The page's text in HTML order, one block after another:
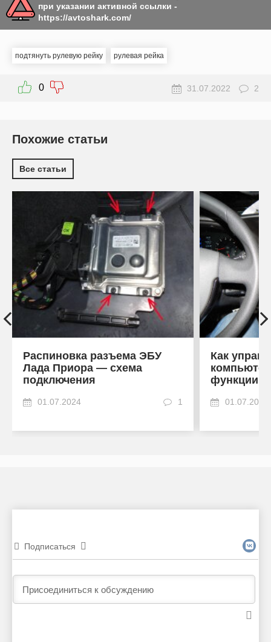
при указании активной ссылки -
https://avtoshark.com/
подтянуть рулевую рейку рулевая рейка
0 31.07.2022 2
Похожие статьи
Все статьи
Распиновка разъема ЭБУ
Лада Приора — схема
подключения
01.07.2024 1
Как
функции,
01.07.2024
Подписаться